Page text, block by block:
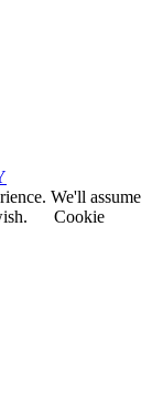
We'll assume
Cookie